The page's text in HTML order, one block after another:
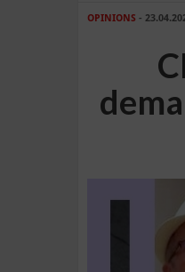
OPINIONS -